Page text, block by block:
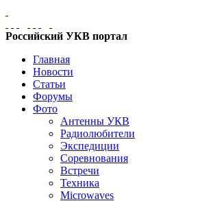
Российский УКВ портал
Главная
Новости
Статьи
Форумы
Фото
Антенны УКВ
Радиолюбители
Экспедиции
Соревнования
Встречи
Техника
Microwaves